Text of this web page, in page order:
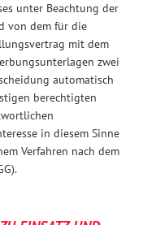
unter Beachtung der
von dem für die
mit dem
zwei
automatisch
berechtigten
in diesem Sinne
Verfahren nach dem